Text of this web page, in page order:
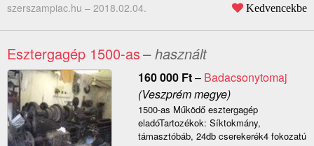
szerszampiac.hu – 2018.02.04. Kedvencekbe
Esztergagép 1500-as– használt
160 000 Ft– Badacsonytomaj
(Veszprém megye)
1500-as Működő esztergagép
eladóTartozékok: Síktokmány,
támasztóbáb, 24db cserekerék4 fokozatú